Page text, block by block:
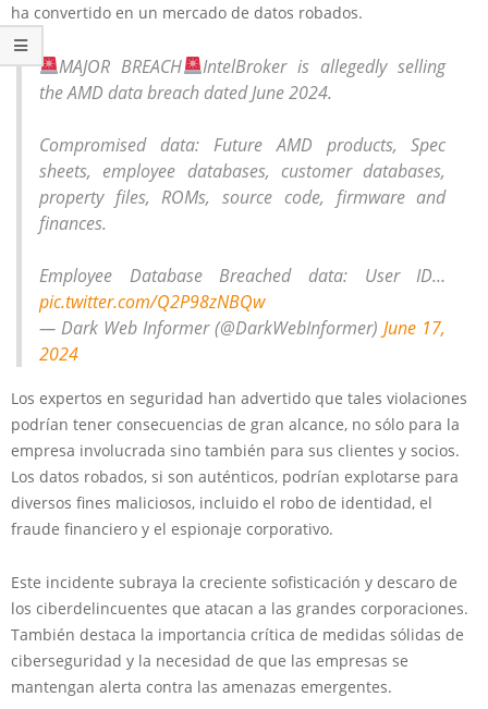
ha convertido en un mercado de datos robados.
MAJOR BREACH
IntelBroker is allegedly selling
the AMD data breach dated June 2024.
Compromised data: Future AMD products, Spec
sheets, employee databases, customer databases,
property files, ROMs, source code, firmware and
finances.
Employee Database Breached data: User ID…
pic.twitter.com/Q2P98zNBQw
— Dark Web Informer (@DarkWebInformer)June 17,
2024
Los expertos en seguridad han advertido que tales violaciones
podrían tener consecuencias de gran alcance, no sólo para la
empresa involucrada sino también para sus clientes y socios.
Los datos robados, si son auténticos, podrían explotarse para
diversos fines maliciosos, incluido el robo de identidad, el
fraude financiero y el espionaje corporativo.
Este incidente subraya la creciente sofisticación y descaro de
los ciberdelincuentes que atacan a las grandes corporaciones.
También destaca la importancia crítica de medidas sólidas de
ciberseguridad y la necesidad de que las empresas se
mantengan alerta contra las amenazas emergentes.